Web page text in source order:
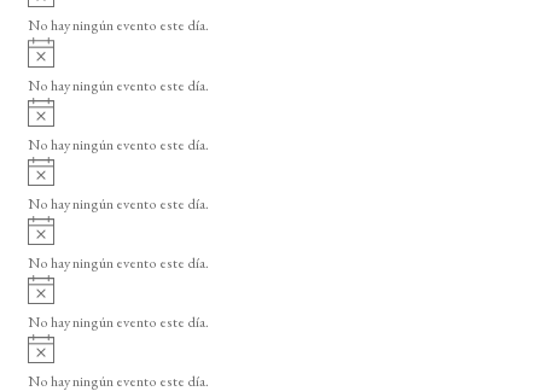
v
i
o
No hay ningún evento este día.
A
v
i
o
No hay ningún evento este día.
A
v
i
o
No hay ningún evento este día.
A
v
i
o
No hay ningún evento este día.
A
v
i
o
No hay ningún evento este día.
A
v
i
o
No hay ningún evento este día.
A
v
No hay ningún evento este día.